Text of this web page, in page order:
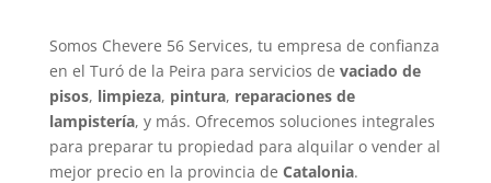
Somos Chevere 56 Services, tu empresa de confianza
en el Turó de la Peira para servicios de vaciado de
pisos, limpieza, pintura, reparaciones de
lampistería, y más. Ofrecemos soluciones integrales
para preparar tu propiedad para alquilar o vender al
mejor precio en la provincia de Catalonia.